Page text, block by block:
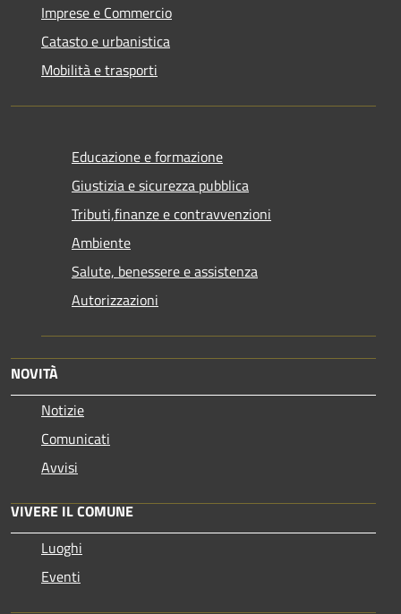
Imprese e Commercio
Catasto e urbanistica
Mobilità e trasporti
Educazione e formazione
Giustizia e sicurezza pubblica
Tributi,finanze e contravvenzioni
Ambiente
Salute, benessere e assistenza
Autorizzazioni
NOVITÀ
Notizie
Comunicati
Avvisi
VIVERE IL COMUNE
Luoghi
Eventi